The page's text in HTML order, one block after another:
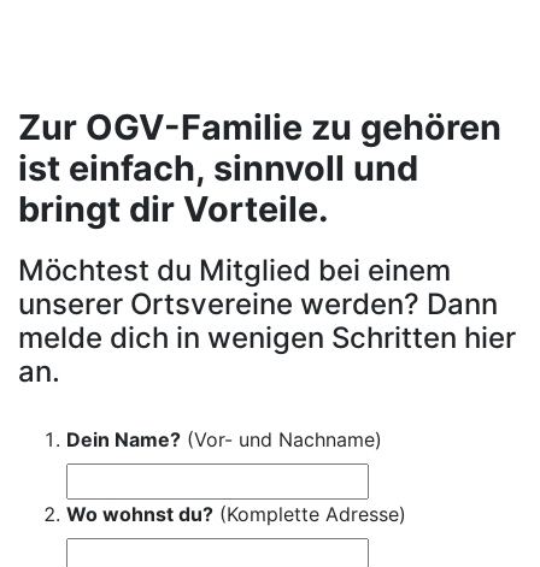
Zur OGV-Familie zu gehören
ist einfach, sinnvoll und
bringt dir Vorteile.
Möchtest du Mitglied bei einem
unserer Ortsvereine werden? Dann
melde dich in wenigen Schritten hier
an.
Dein Name? (Vor- und Nachname)
Wo wohnst du? (Komplette Adresse)